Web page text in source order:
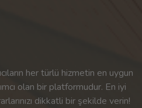
her türlü hizmetin en uygun
olan bir platformudur. En iyi
dikkatli bir şekilde verin!